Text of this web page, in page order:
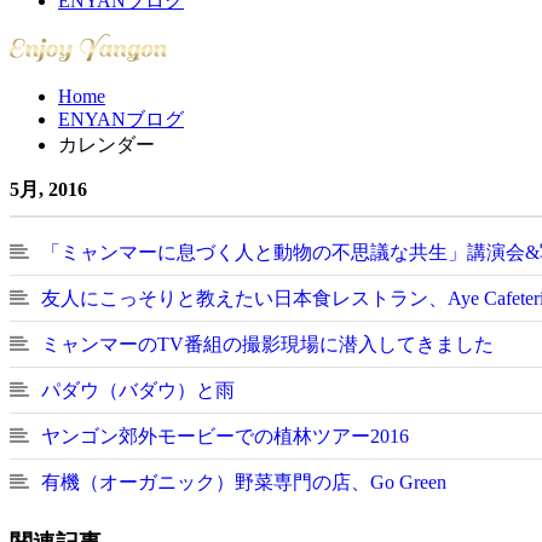
Home
ENYANブログ
カレンダー
5月, 2016
「ミャンマーに息づく人と動物の不思議な共生」講演会
友人にこっそりと教えたい日本食レストラン、Aye
ミャンマーのTV番組の撮影現場に潜入してきました
パダウ（バダウ）と雨
ヤンゴン郊外モービーでの植林ツアー2016
有機（オーガニック）野菜専門の店、Go Green